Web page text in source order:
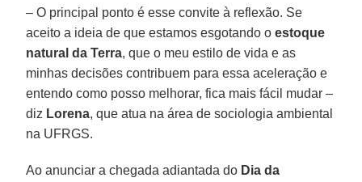
– O principal ponto é esse convite à reflexão. Se
aceito a ideia de que estamos esgotando oestoque
natural da Terra, que o meu estilo de vida e as
minhas decisões contribuem para essa aceleração e
entendo como posso melhorar, fica mais fácil mudar –
diz Lorena, que atua na área de sociologia ambiental
na UFRGS.
Ao anunciar a chegada adiantada do Dia da